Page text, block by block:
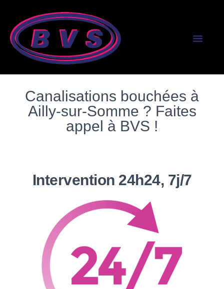
Canalisations bouchées à
Ailly-sur-Somme ? Faites
appel à BVS !
Intervention 24h24, 7j/7